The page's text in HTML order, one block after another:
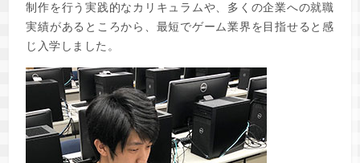
制作を行う実践的なカリキュラムや、多くの企業への就職
実績があるところから、最短でゲーム業界を目指せると感
じ入学しました。